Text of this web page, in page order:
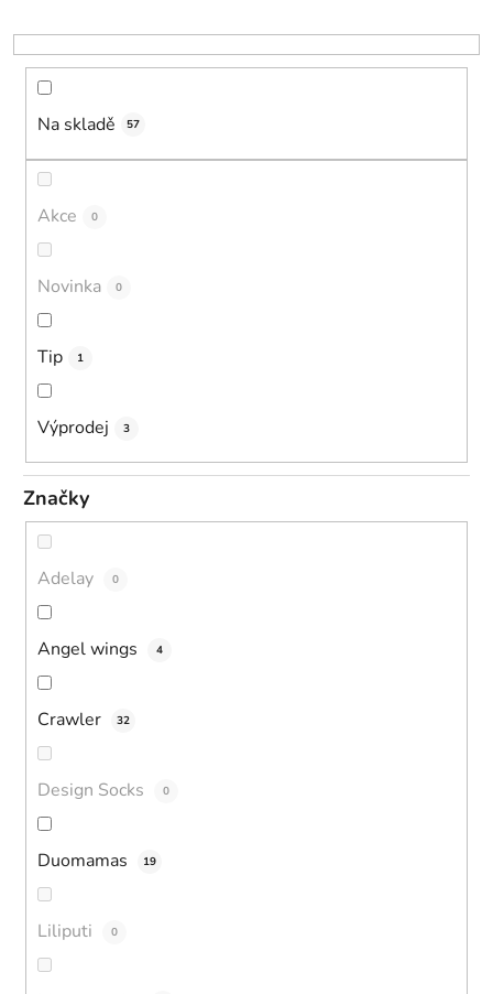
k
t
Na skladě 57
Akce 0
Novinka 0
Tip 1
Výprodej 3
Značky
Adelay 0
Angel wings 4
Crawler 32
Design Socks 0
Duomamas 19
Liliputi 0